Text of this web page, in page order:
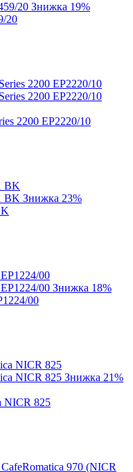
Знижка 19%
20
2200 EP2220/10
Знижка 23%
Знижка 18%
00
Знижка 21%
NICR 825